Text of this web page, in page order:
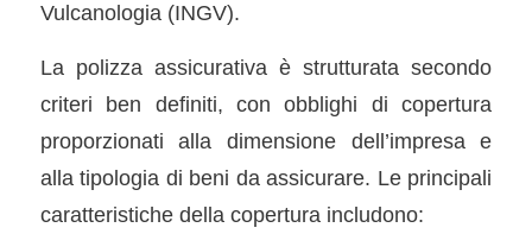
Vulcanologia (INGV).
La polizza assicurativa è strutturata secondo
criteri ben definiti, con obblighi di copertura
proporzionati alla dimensione dell’impresa e
alla tipologia di beni da assicurare. Le principali
caratteristiche della copertura includono: